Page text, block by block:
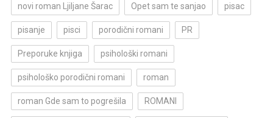
novi roman Ljiljane Šarac Opet sam te sanjao pisac
pisanje pisci porodični romani PR
Preporuke knjiga psihološki romani
psihološko porodični romani roman
roman Gde sam to pogrešila ROMANI